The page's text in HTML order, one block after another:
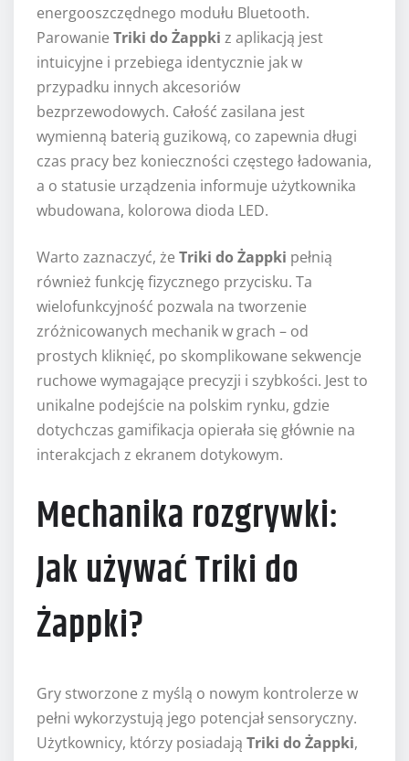
energooszczędnego modułu Bluetooth.
Parowanie Triki do Żappki z aplikacją jest
intuicyjne i przebiega identycznie jak w
przypadku innych akcesoriów
bezprzewodowych. Całość zasilana jest
wymienną baterią guzikową, co zapewnia długi
czas pracy bez konieczności częstego ładowania,
a o statusie urządzenia informuje użytkownika
wbudowana, kolorowa dioda LED.
Warto zaznaczyć, że Triki do Żappki pełnią
również funkcję fizycznego przycisku. Ta
wielofunkcyjność pozwala na tworzenie
zróżnicowanych mechanik w grach – od
prostych kliknięć, po skomplikowane sekwencje
ruchowe wymagające precyzji i szybkości. Jest to
unikalne podejście na polskim rynku, gdzie
dotychczas gamifikacja opierała się głównie na
interakcjach z ekranem dotykowym.
Mechanika rozgrywki:
Jak używać Triki do
Żappki?
Gry stworzone z myślą o nowym kontrolerze w
pełni wykorzystują jego potencjał sensoryczny.
Użytkownicy, którzy posiadają Triki do Żappki,